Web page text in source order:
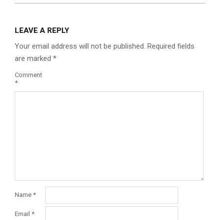
LEAVE A REPLY
Your email address will not be published. Required fields
are marked *
Comment
*
Name *
Email *